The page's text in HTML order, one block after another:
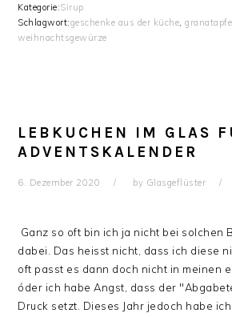
Kategorie:Sirup
Schlagwort:geschenke aus der küche,granatapfel
weihnachtsgewürze
LEBKUCHEN IM GLAS
ADVENTSKALENDER
6. Dezember 2020 by Glasgeflüster
Ganz so oft bin ich ja nicht bei solchen
dabei. Das heisst nicht, dass ich diese
oft passt es dann doch nicht in meinen
óder ich habe Angst, dass der
Druck setzt. Dieses Jahr jedoch habe